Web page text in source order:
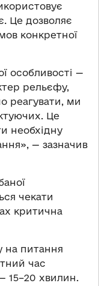
Це дозволяє
конкретної
особливості —
рельєфу,
реагувати, ми
Це
необхідну
— зазначив
чекати
критична
на питання
час
15–20 хвилин.